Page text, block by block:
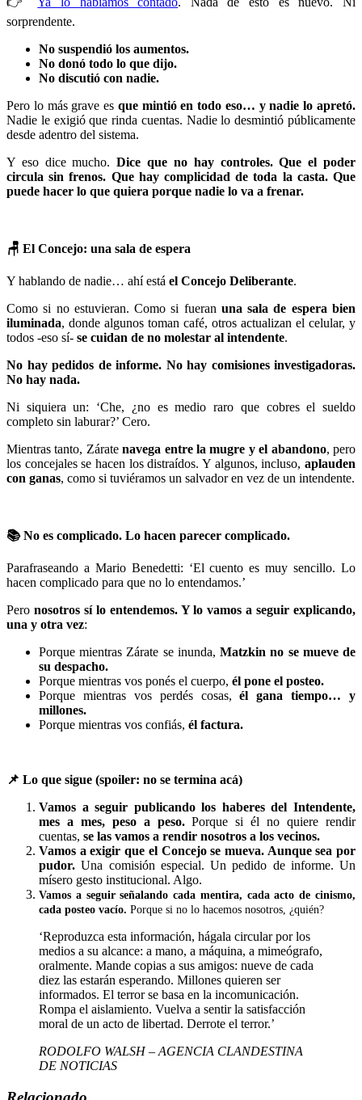
sorprendente.
No suspendió los aumentos.
No donó todo lo que dijo.
No discutió con nadie.
Pero lo más grave es que mintió en todo eso… y nadie lo apretó.
Nadie le exigió que rinda cuentas. Nadie lo desmintió públicamente
desde adentro del sistema.
Y eso dice mucho.Dice que no hay controles. Que el poder
circula sin frenos. Que hay complicidad de toda la casta. Que
puede hacer lo que quiera porque nadie lo va a frenar.
🪑 El Concejo: una sala de espera
Y hablando de nadie… ahí está el Concejo Deliberante.
Como si no estuvieran. Como si fueran una sala de espera bien
iluminada, donde algunos toman café, otros actualizan el celular, y
todos -eso sí- se cuidan de no molestar al intendente.
No hay pedidos de informe. No hay comisiones investigadoras.
No hay nada.
Ni siquiera un: ‘Che, ¿no es medio raro que cobres el sueldo
completo sin laburar?’ Cero.
Mientras tanto, Záratenavega entre la mugre y el abandono, pero
los concejales se hacen los distraídos. Y algunos, incluso, aplauden
con ganas, como si tuviéramos un salvador en vez de un intendente.
📚No es complicado. Lo hacen parecer complicado.
Parafraseando a Mario Benedetti: ‘El cuento es muy sencillo. Lo
hacen complicado para que no lo entendamos.’
Pero nosotros sí lo entendemos. Y lo vamos a seguir explicando,
una y otra vez:
Porque mientras Zárate se inunda,Matzkin no se mueve de
su despacho.
Porque mientras vos ponés el cuerpo, él pone el posteo.
Porque mientras vos perdés cosas,él gana tiempo… y
millones.
Porque mientras vos confiás, él factura.
📌 Lo que sigue (spoiler: no se termina acá)
Vamos a seguir publicando los haberes del Intendente,
mes a mes, peso a peso.Porque si él no quiere rendir
cuentas, se las vamos a rendir nosotros a los vecinos.
Vamos a exigir que el Concejo se mueva. Aunque sea por
pudor.Una comisión especial. Un pedido de informe. Un
mísero gesto institucional. Algo.
Vamos a seguir señalando cada mentira, cada acto de cinismo,
cada posteo vacío. Porque si no lo hacemos nosotros, ¿quién?
‘Reproduzca esta información, hágala circular por los
medios a su alcance: a mano, a máquina, a mimeógrafo,
oralmente. Mande copias a sus amigos: nueve de cada
diez las estarán esperando. Millones quieren ser
informados. El terror se basa en la incomunicación.
Rompa el aislamiento. Vuelva a sentir la satisfacción
moral de un acto de libertad. Derrote el terror.’
RODOLFO WALSH – AGENCIA CLANDESTINA
DE NOTICIAS